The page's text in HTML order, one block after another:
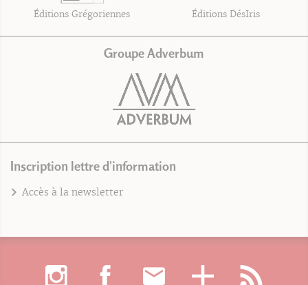
Éditions Grégoriennes Éditions DésIris
Groupe Adverbum
Inscription lettre d'information
Accès à la newsletter